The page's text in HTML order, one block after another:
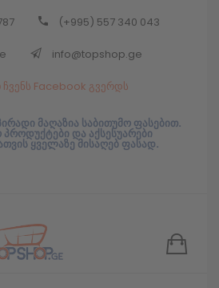
(+995) 557 340 043
info@topshop.ge
ჩვენს Facebook გვერდს
მაღაზია საბითუმო ფასებით.
და აქსესუარები
ყველაზე მისაღებ ფასად.